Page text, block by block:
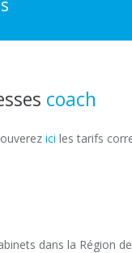
coach
ici les tarifs
dans la Région